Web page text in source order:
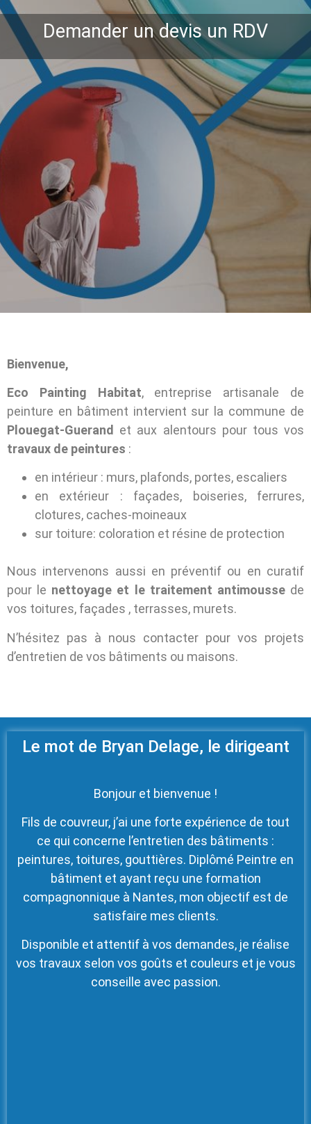
Demander un devis un RDV
Bienvenue,
Eco Painting Habitat, entreprise artisanale de
peinture en bâtiment intervient sur la commune de
Plouegat-Guerand
et aux alentours pour tous vos
travaux de peintures :
en intérieur : murs, plafonds, portes, escaliers
en extérieur : façades, boiseries, ferrures,
clotures, caches-moineaux
sur toiture: coloration et résine de protection
Nous intervenons aussi en préventif ou en curatif
pour le nettoyage et le traitement antimoussede
vos toitures, façades , terrasses, murets.
N’hésitez pas à nous contacter pour vos projets
d’entretien de vos bâtiments ou maisons.
Le mot de Bryan Delage, le dirigeant
Bonjour et bienvenue !
Fils de couvreur, j’ai une forte expérience de tout
ce qui concerne l’entretien des bâtiments :
peintures, toitures, gouttières. Diplômé Peintre en
bâtiment et ayant reçu une formation
compagnonnique à Nantes, mon objectif est de
satisfaire mes clients.
Disponible et attentif à vos demandes, je réalise
vos travaux selon vos goûts et couleurs et je vous
conseille avec passion.